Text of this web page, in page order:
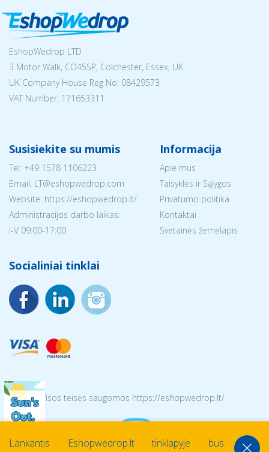
EshopWedrop LTD
3 Motor Walk, CO45SP, Colchester, Essex, UK
UK Company House Reg No: 08429573
VAT Number: 171653311
Susisiekite su mumis
Tel: +49 1578 1106223
Email: LT@eshopwedrop.com
Website: https://eshopwedrop.lt/
Administracijos darbo laikas:
I-V 09:00-17:00
Informacija
Apie mus
Taisyklės ir Sąlygos
Privatumo politika
Kontaktai
Svetainės žemėlapis
Socialiniai tinklai
© 2026 Visos teisės saugomos https://eshopwedrop.lt/
Lankantis Eshopwedrop.lt tinklapyje bus